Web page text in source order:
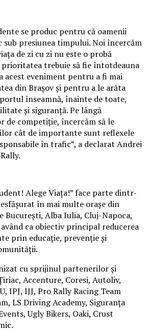
se produc pentru că oamenii
sub presiunea timpului. Noi încercăm
de zi cu zi nu este o probă
prioritatea trebuie să fie întotdeauna
acest eveniment pentru a fi mai
din Brașov și pentru a le arăta
înseamnă, înainte de toate,
și siguranță. Pe lângă
de competiție, încercăm să le
cât de importante sunt reflexele
în trafic”, a declarat Andrei
Alege Viața!” face parte dintr-
în mai multe orașe din
București, Alba Iulia, Cluj-Napoca,
ca obiectiv principal reducerea
prin educație, prevenție și
cu sprijinul partenerilor și
Accenture, Coresi, Autoliv,
IPJ, IJJ, Pro Rally Racing Team
LS Driving Academy, Siguranța
Ugly Bikers, Oaki, Crust